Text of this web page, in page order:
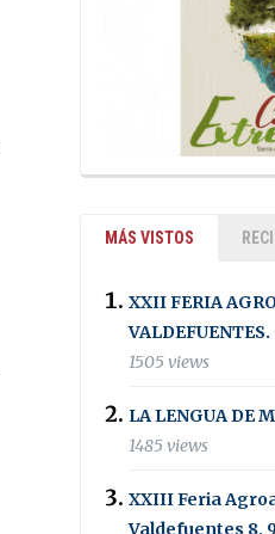
MÁS VISTOS
XXII FERIA
VALDEFUENTES.
1505 views
LA LENGUA DE
1485 views
XXIII Feria
Valdefuentes 8,